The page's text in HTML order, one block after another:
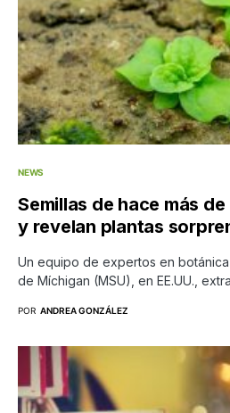
NEWS
Semillas de hace más
y revelan plantas
Un equipo de expertos en
de Míchigan (MSU), en EE.UU.,
POR ANDREA GONZÁLEZ